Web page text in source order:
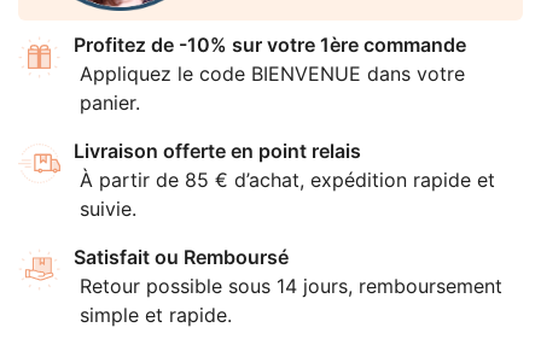
Profitez de -10% sur votre 1ère commande
Appliquez le code BIENVENUE dans votre
panier.
Livraison offerte en point relais
À partir de 85 € d’achat, expédition rapide et
suivie.
Satisfait ou Remboursé
Retour possible sous 14 jours, remboursement
simple et rapide.